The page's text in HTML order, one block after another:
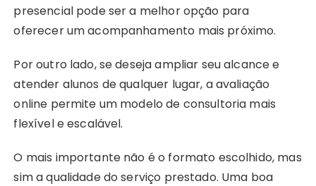
presencial pode ser a melhor opção para
oferecer um acompanhamento mais próximo.
Por outro lado, se deseja ampliar seu alcance e
atender alunos de qualquer lugar, a avaliação
online permite um modelo de consultoria mais
flexível e escalável.
O mais importante não é o formato escolhido, mas
sim a qualidade do serviço prestado. Uma boa